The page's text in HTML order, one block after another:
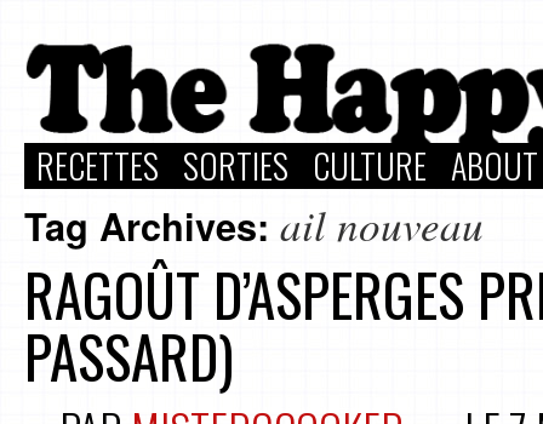
RECETTES SORTIES CULTURE
Tag Archives: ail nouveau
RAGOÛT D’ASPERGES
PASSARD)